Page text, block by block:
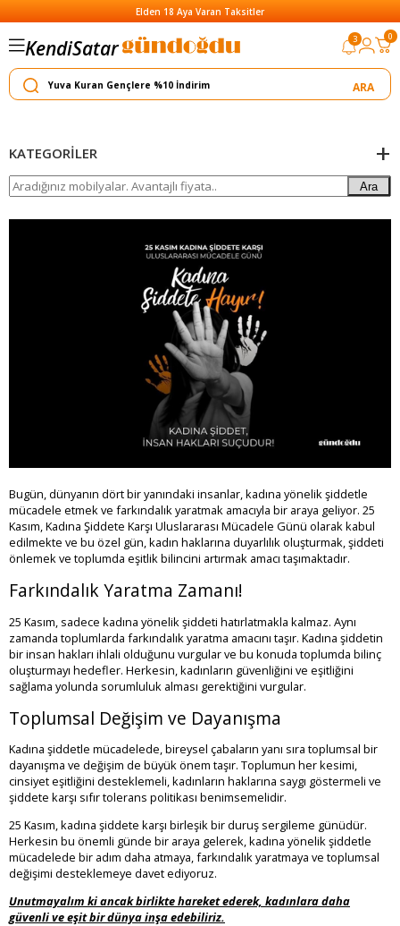
Elden 18 Aya Varan Taksitler
KendiSatar
Yapar
3 0
KATEGORILER
Ara
Bugün, dünyanın dört bir yanındaki insanlar, kadına yönelik şiddetle
mücadele etmek ve farkındalık yaratmak amacıyla bir araya geliyor. 25
Kasım, Kadına Şiddete Karşı Uluslararası Mücadele Günü olarak kabul
edilmekte ve bu özel gün, kadın haklarına duyarlılık oluşturmak, şiddeti
önlemek ve toplumda eşitlik bilincini artırmak amacı taşımaktadır.
Farkındalık Yaratma Zamanı!
25 Kasım, sadece kadına yönelik şiddeti hatırlatmakla kalmaz. Aynı
zamanda toplumlarda farkındalık yaratma amacını taşır. Kadına şiddetin
bir insan hakları ihlali olduğunu vurgular ve bu konuda toplumda bilinç
oluşturmayı hedefler. Herkesin, kadınların güvenliğini ve eşitliğini
sağlama yolunda sorumluluk alması gerektiğini vurgular.
Toplumsal Değişim ve Dayanışma
Kadına şiddetle mücadelede, bireysel çabaların yanı sıra toplumsal bir
dayanışma ve değişim de büyük önem taşır. Toplumun her kesimi,
cinsiyet eşitliğini desteklemeli, kadınların haklarına saygı göstermeli ve
şiddete karşı sıfır tolerans politikası benimsemelidir.
25 Kasım, kadına şiddete karşı birleşik bir duruş sergileme günüdür.
Herkesin bu önemli günde bir araya gelerek, kadına yönelik şiddetle
mücadelede bir adım daha atmaya, farkındalık yaratmaya ve toplumsal
değişimi desteklemeye davet ediyoruz.
Unutmayalım ki ancak birlikte hareket ederek, kadınlara daha
güvenli ve eşit bir dünya inşa edebiliriz.